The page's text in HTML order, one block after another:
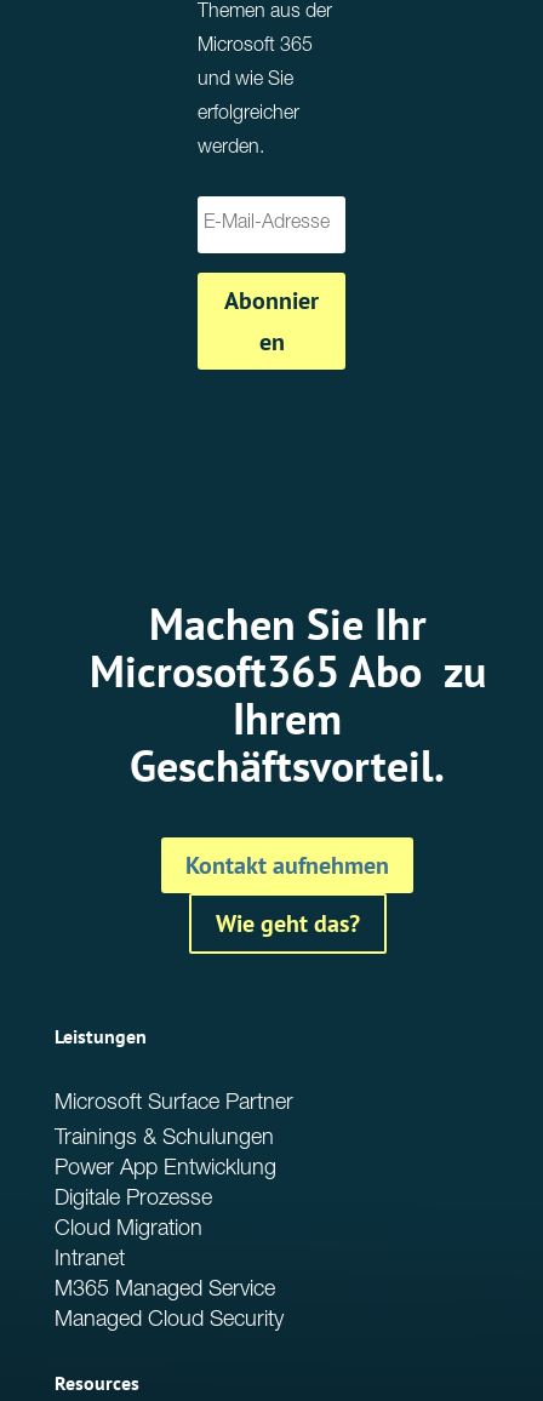
Themen aus der
Microsoft 365
und wie Sie
erfolgreicher
werden.
Abonnier
en
Machen Sie Ihr
Microsoft365 Abo zu
Ihrem
Geschäftsvorteil.
Kontakt aufnehmen
Wie geht das?
Leistungen
Microsoft Surface Partner
Trainings & Schulungen
Power App Entwicklung
Digitale Prozesse
Cloud Migration
Intranet
M365 Managed Service
Managed Cloud Security
Resources